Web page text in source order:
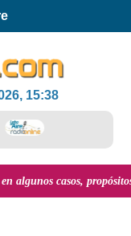
15:38
casos, propósitos